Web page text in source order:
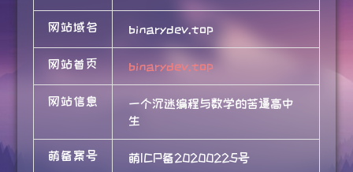
网站域名 binarydev.top
网站首页 binarydev.top
网站信息
一个沉迷编程与数学的苦逼高中
生
萌备案号 萌ICP备20200225号